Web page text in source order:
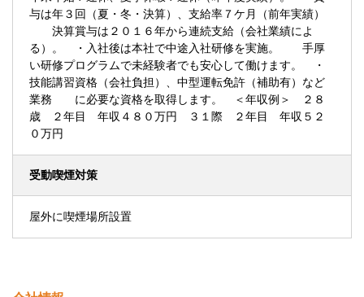
与は年３回（夏・冬・決算）、支給率７ケ月（前年実績）
決算賞与は２０１６年から連続支給（会社業績によ
る）。 ・入社後は本社で中途入社研修を実施。 手厚
い研修プログラムで未経験者でも安心して働けます。 ・
技能講習資格（会社負担）、中型運転免許（補助有）など
業務 に必要な資格を取得します。 ＜年収例＞ ２８
歳 ２年目 年収４８０万円 ３１際 ２年目 年収５２
０万円
受動喫煙対策
屋外に喫煙場所設置